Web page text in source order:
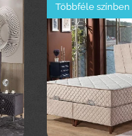
Többféle színben